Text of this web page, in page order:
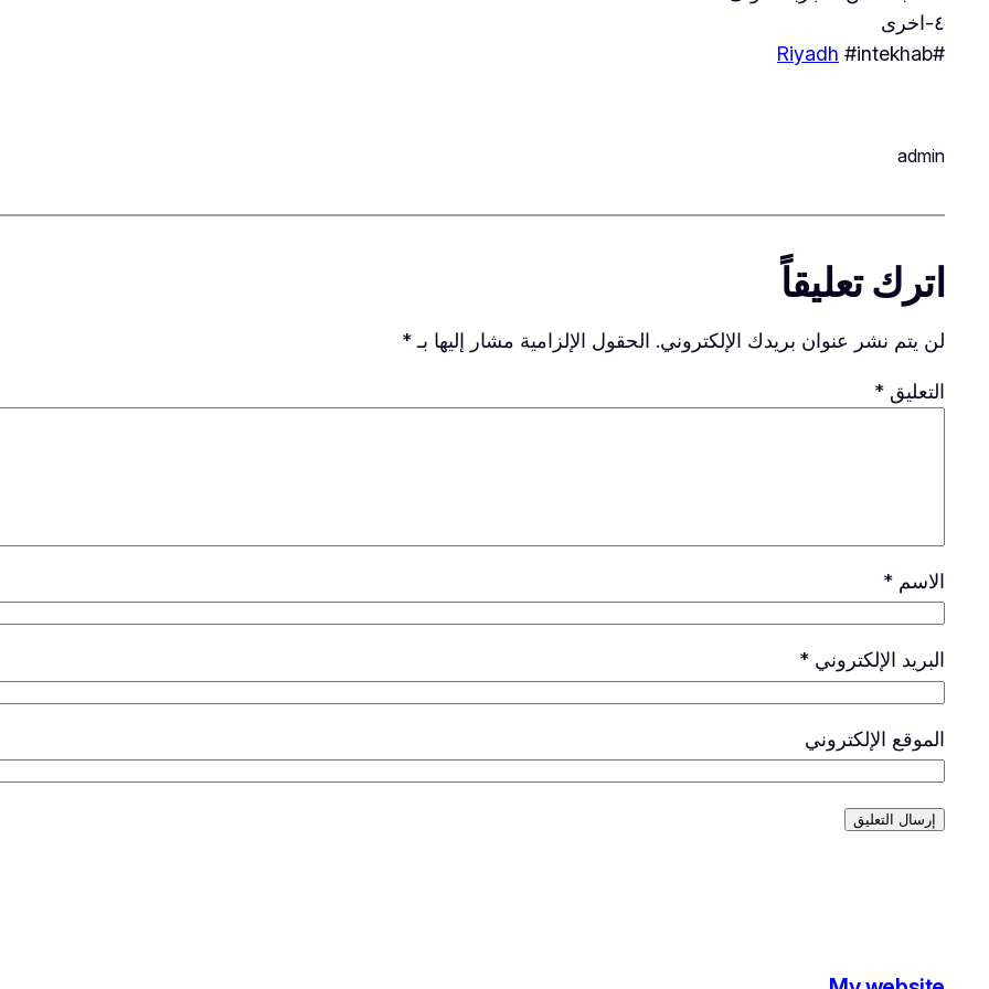
٤-اخرى
#
Riyadh #intekhab
admin
اترك تعليقاً
لن يتم نشر عنوان بريدك الإلكتروني. الحقول الإلزامية مشار إليها بـ*
التعليق *
الاسم *
البريد الإلكتروني *
الموقع الإلكتروني